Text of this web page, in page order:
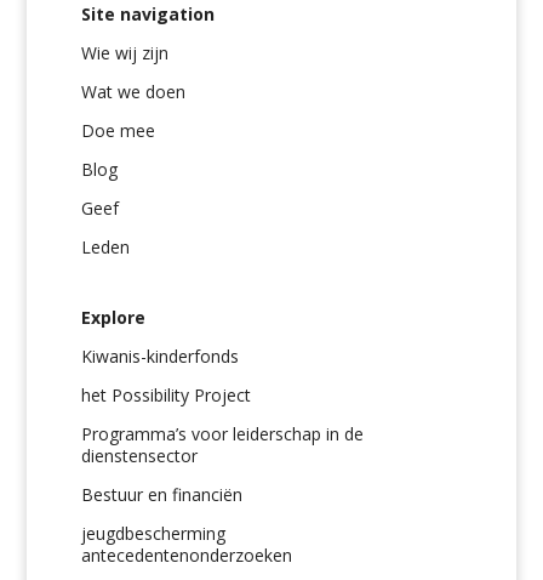
Site navigation
Wie wij zijn
Wat we doen
Doe mee
Blog
Geef
Leden
Explore
Kiwanis-kinderfonds
het Possibility Project
Programma’s voor leiderschap in de
dienstensector
Bestuur en financiën
jeugdbescherming
antecedentenonderzoeken